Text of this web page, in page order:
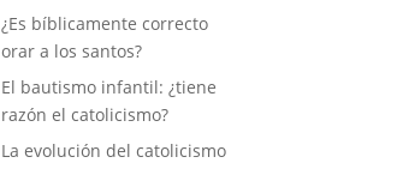
¿Es bíblicamente correcto
orar a los santos?
El bautismo infantil: ¿tiene
razón el catolicismo?
La evolución del catolicismo